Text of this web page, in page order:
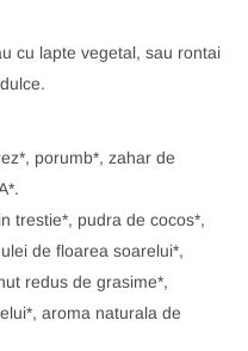
cu lapte vegetal, sau rontai
porumb*, zahar de
trestie*, pudra de cocos*,
de floarea soarelui*,
redus de grasime*,
aroma naturala de